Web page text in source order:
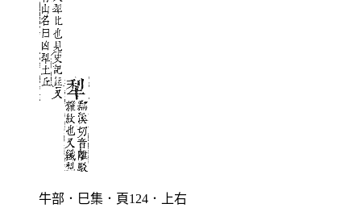
牛部．巳集．頁124．上右